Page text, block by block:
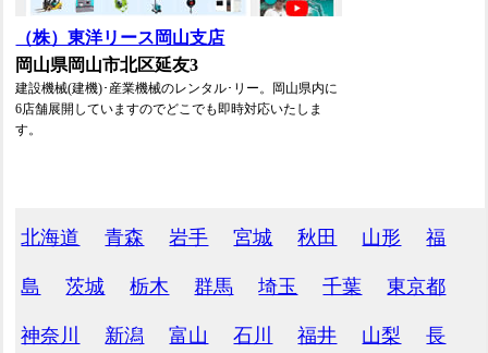
（株）東洋リース岡山支店
岡山県岡山市北区延友3
建設機械(建機)･産業機械のレンタル･リー。岡山県内に
6店舗展開していますのでどこでも即時対応いたしま
す。
北海道 青森 岩手 宮城 秋田 山形 福
島 茨城 栃木 群馬 埼玉 千葉 東京都
神奈川 新潟 富山 石川 福井 山梨 長